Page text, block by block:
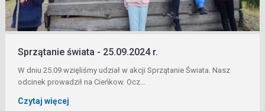
Sprzątanie świata - 25.09.2024 r.
W dniu 25.09 wzięliśmy udział w akcji Sprzątanie Świata. Nasz
odcinek prowadził na Cieńkow. Ocz...
Czytaj więcej